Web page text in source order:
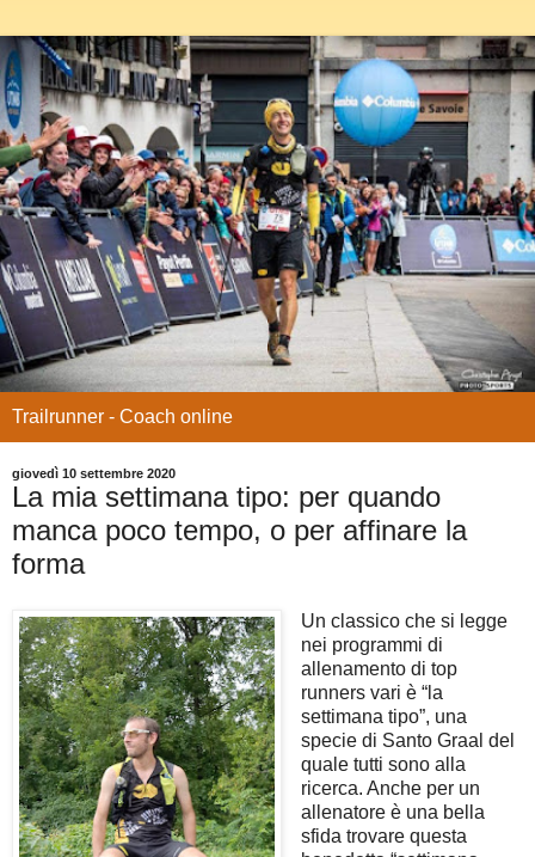
Trailrunner - Coach online
giovedì 10 settembre 2020
La mia settimana tipo: per quando
manca poco tempo, o per affinare la
forma
Un classico che si legge
nei programmi di
allenamento di top
runners vari è “la
settimana tipo”, una
specie di Santo Graal del
quale tutti sono alla
ricerca. Anche per un
allenatore è una bella
sfida trovare questa